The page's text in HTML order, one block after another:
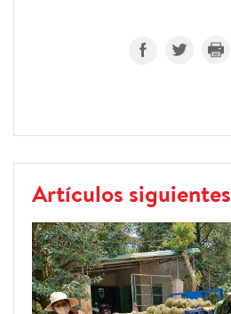
Artículos siguientes